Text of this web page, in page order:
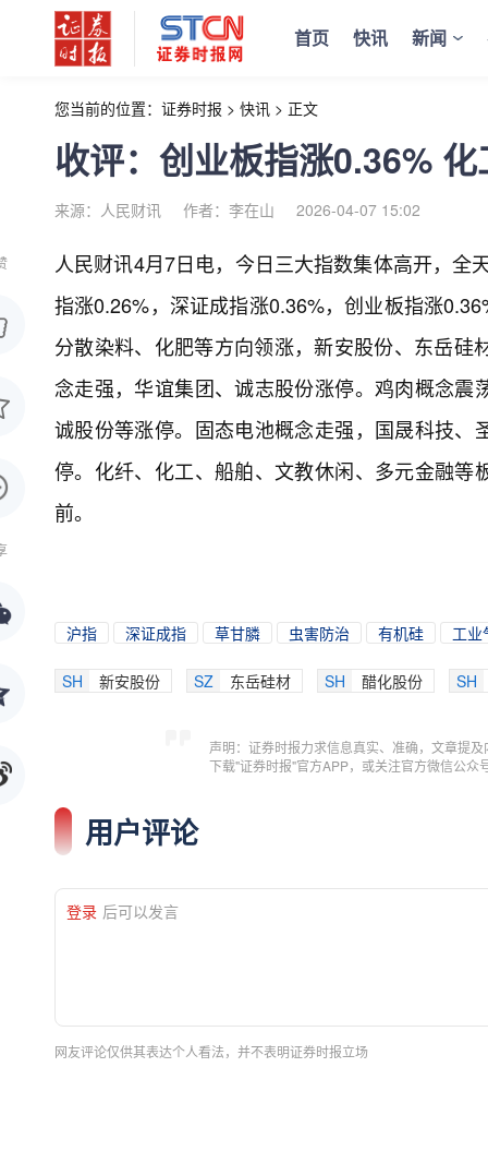
首页 快讯 新闻
您当前的位置： 证券时报 > 快讯 > 正文
收评：创业板指涨0.36%
来源：人民财讯 作者：李在山 2026-04-07 15:02
人民财讯4月7日电， 今日三大指数集体高开，全
指涨0.26%，深证成指涨0.36%，创业板指涨
分散染料、化肥等方向领涨，新安股份、东岳
念走强，华谊集团、诚志股份涨停。鸡肉概念
诚股份等涨停。固态电池概念走强，国晟科技
停。化纤、化工、船舶、文教休闲、多元金融
前。
沪指 深证成指 草甘膦 虫害防治 有机硅 工业
SH 新安股份 SZ 东岳硅材 SH 醋化股份 SH
声明：证券时报力求信息真实、准确，文章提
下载"证券时报"官方APP，或关注官方微信公
用户评论
登录 后可以发言
网友评论仅供其表达个人看法，并不表明证券时报立场